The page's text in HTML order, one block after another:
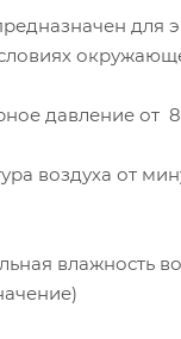
для
от
от
влажность